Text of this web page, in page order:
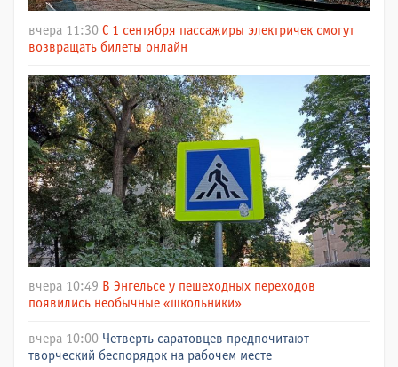
вчера 11:30 С 1 сентября пассажиры электричек смогут
возвращать билеты онлайн
вчера 10:49 В Энгельсе у пешеходных переходов
появились необычные «школьники»
вчера 10:00 Четверть саратовцев предпочитают
творческий беспорядок на рабочем месте